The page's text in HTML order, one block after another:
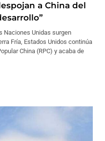
a China del
Naciones Unidas surgen
Fría, Estados Unidos continúa
China (RPC) y acaba de